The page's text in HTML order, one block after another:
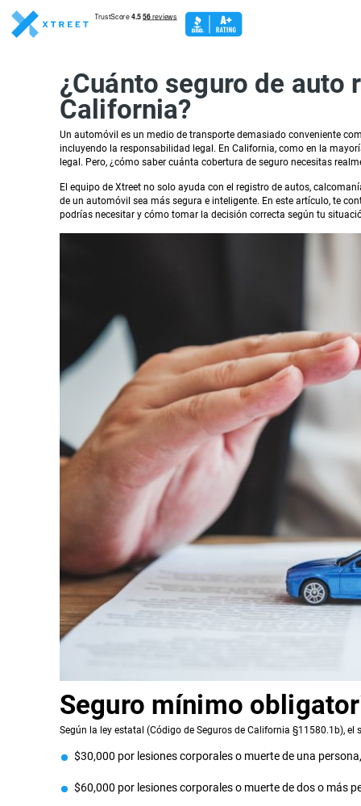
¿Cuánto seguro de auto
California?
Un automóvil es un medio de transporte demasiado conveniente
incluyendo la responsabilidad legal. En California, como en la
legal. Pero, ¿cómo saber cuánta cobertura de seguro necesitas
El equipo de Xtreet no solo ayuda con el registro de autos,
de un automóvil sea más segura e inteligente. En este artículo, te
podrías necesitar y cómo tomar la decisión correcta según tu
Seguro mínimo
Según la ley estatal (Código de Seguros de California §11580.1b),
$30,000 por lesiones corporales o muerte de una persona,
$60,000 por lesiones corporales o muerte de dos o más